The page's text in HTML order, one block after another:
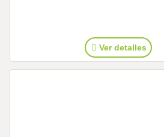
Ver detalles